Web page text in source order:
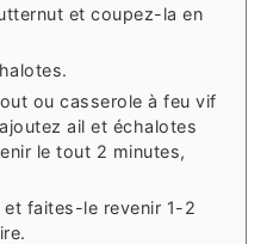
et coupez-la en
ou casserole à feu vif
ail et échalotes
le tout 2 minutes,
faites-le revenir 1-2